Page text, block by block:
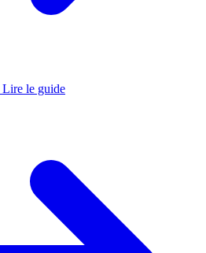
Lire le guide